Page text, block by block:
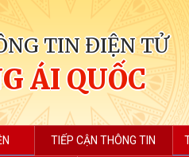
TIN ĐIỆN TỬ
ÁI QUỐC
TIẾP CẬN THÔNG TIN